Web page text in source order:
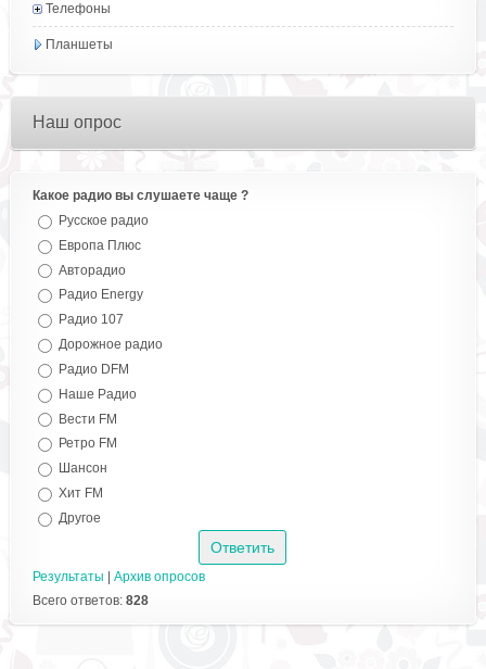
Телефоны
Планшеты
Наш опрос
Какое радио вы слушаете чаще ?
Русское радио
Европа Плюс
Авторадио
Радио Energy
Радио 107
Дорожное радио
Радио DFM
Наше Радио
Вести FM
Ретро FM
Шансон
Хит FM
Другое
Результаты | Архив опросов
Всего ответов: 828